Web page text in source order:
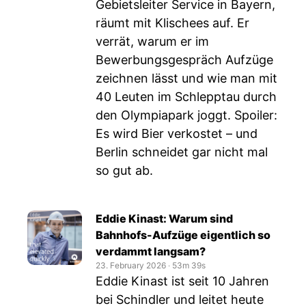
Gebietsleiter Service in Bayern,
räumt mit Klischees auf. Er
verrät, warum er im
Bewerbungsgespräch Aufzüge
zeichnen lässt und wie man mit
40 Leuten im Schlepptau durch
den Olympiapark joggt. Spoiler:
Es wird Bier verkostet – und
Berlin schneidet gar nicht mal
so gut ab.
Eddie Kinast: Warum sind
Bahnhofs-Aufzüge eigentlich so
verdammt langsam?
23. February 2026 ‧ 53m 39s
Eddie Kinast ist seit 10 Jahren
bei Schindler und leitet heute